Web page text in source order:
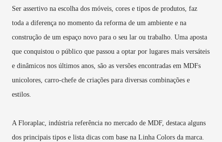
Ser assertivo na escolha dos móveis, cores e tipos de produtos, faz
toda a diferença no momento da reforma de um ambiente e na
construção de um espaço novo para o seu lar ou trabalho. Uma aposta
que conquistou o público que passou a optar por lugares mais versáteis
e dinâmicos nos últimos anos, são as versões encontradas em MDFs
unicolores, carro-chefe de criações para diversas combinações e
estilos.
A Floraplac, indústria referência no mercado de MDF, destaca alguns
dos principais tipos e lista dicas com base na Linha Colors da marca.